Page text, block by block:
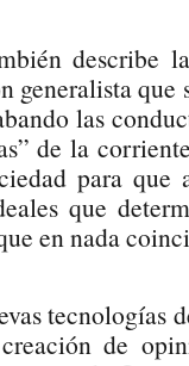
describe
que
las
de la
para que
que
en nada
tecnologías
de